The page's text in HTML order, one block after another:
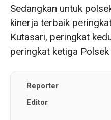
Sedangkan untuk
kinerja terbaik
Kutasari, peringkat
peringkat ketiga
Reporter
Editor